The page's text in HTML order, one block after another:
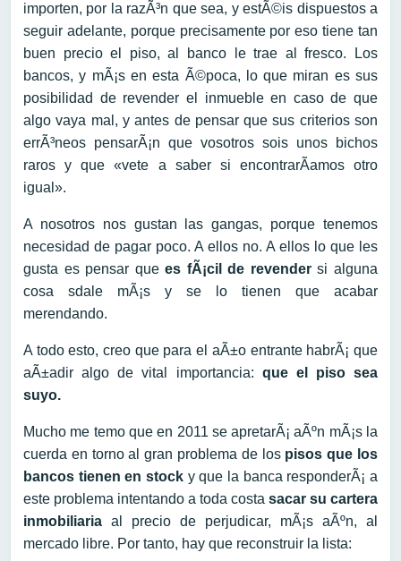
importen, por la razÃ³n que sea, y estÃ©is dispuestos a
seguir adelante, porque precisamente por eso tiene tan
buen precio el piso, al banco le trae al fresco. Los
bancos, y mÃ¡s en esta Ã©poca, lo que miran es sus
posibilidad de revender el inmueble en caso de que
algo vaya mal, y antes de pensar que sus criterios son
errÃ³neos pensarÃ¡n que vosotros sois unos bichos
raros y que «vete a saber si encontrarÃ­amos otro
igual».
A nosotros nos gustan las gangas, porque tenemos
necesidad de pagar poco. A ellos no. A ellos lo que les
gusta es pensar quees fÃ¡cil de revendersi alguna
cosa sdale mÃ¡s y se lo tienen que acabar
merendando.
A todo esto, creo que para el aÃ±o entrante habrÃ¡ que
aÃ±adir algo de vital importancia: que el piso sea
suyo.
Mucho me temo que en 2011 se apretarÃ¡ aÃºn mÃ¡s la
cuerda en torno al gran problema de los pisos que los
bancos tienen en stock y que la banca responderÃ¡ a
este problema intentando a toda costa sacar su cartera
inmobiliaria al precio de perjudicar, mÃ¡s aÃºn, al
mercado libre. Por tanto, hay que reconstruir la lista: